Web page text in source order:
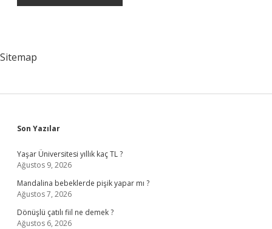
Sitemap
Sidebar
Son Yazılar
Yaşar Üniversitesi yıllık kaç TL ?
Ağustos 9, 2026
Mandalina bebeklerde pişik yapar mı ?
Ağustos 7, 2026
Dönüşlü çatılı fiil ne demek ?
Ağustos 6, 2026